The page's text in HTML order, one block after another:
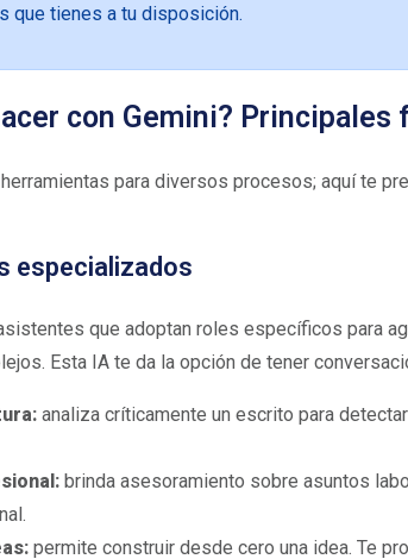
que tienes a tu disposición.
con Gemini? Principales
para diversos procesos; aquí te
especializados
que adoptan roles específicos para
Esta IA te da la opción de tener
analiza críticamente un escrito para
brinda asesoramiento sobre asuntos
permite construir desde cero una idea. Te